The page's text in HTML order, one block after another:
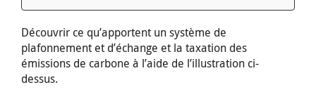
Découvrir ce qu’apportent un système de
plafonnement et d’échange et la taxation des
émissions de carbone à l’aide de l’illustration ci-
dessus.